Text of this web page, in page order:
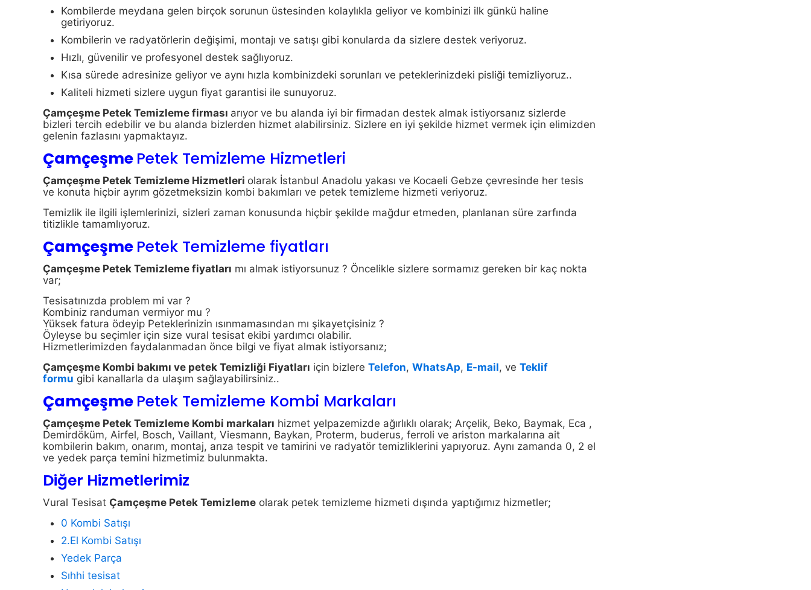
Kombilerde meydana gelen birçok sorunun üstesinden kolaylıkla geliyor ve kombinizi ilk günkü haline
getiriyoruz.
Kombilerin ve radyatörlerin değişimi, montajı ve satışı gibi konularda da sizlere destek veriyoruz.
Hızlı, güvenilir ve profesyonel destek sağlıyoruz.
Kısa sürede adresinize geliyor ve aynı hızla kombinizdeki sorunları ve peteklerinizdeki pisliği temizliyoruz..
Kaliteli hizmeti sizlere uygun fiyat garantisi ile sunuyoruz.
Çamçeşme Petek Temizleme firması arıyor ve bu alanda iyi bir firmadan destek almak istiyorsanız sizlerde
bizleri tercih edebilir ve bu alanda bizlerden hizmet alabilirsiniz. Sizlere en iyi şekilde hizmet vermek için elimizden
gelenin fazlasını yapmaktayız.
Çamçeşme Petek Temizleme Hizmetleri
Çamçeşme Petek Temizleme Hizmetleri olarak İstanbul Anadolu yakası ve Kocaeli Gebze çevresinde her tesis
ve konuta hiçbir ayrım gözetmeksizin kombi bakımları ve petek temizleme hizmeti veriyoruz.
Temizlik ile ilgili işlemlerinizi, sizleri zaman konusunda hiçbir şekilde mağdur etmeden, planlanan süre zarfında
titizlikle tamamlıyoruz.
Çamçeşme Petek Temizleme fiyatları
Çamçeşme Petek Temizleme fiyatları mı almak istiyorsunuz ? Öncelikle sizlere sormamız gereken bir kaç nokta
var;
Tesisatınızda problem mi var ?
Kombiniz randuman vermiyor mu ?
Yüksek fatura ödeyip Peteklerinizin ısınmamasından mı şikayetçisiniz ?
Öyleyse bu seçimler için size vural tesisat ekibi yardımcı olabilir.
Hizmetlerimizden faydalanmadan önce bilgi ve fiyat almak istiyorsanız;
Çamçeşme Kombi bakımı ve petek Temizliği Fiyatları için bizlereTelefon,WhatsAp, E-mail, veTeklif
formu gibi kanallarla da ulaşım sağlayabilirsiniz..
Çamçeşme Petek Temizleme Kombi Markaları
Çamçeşme Petek Temizleme Kombi markaları hizmet yelpazemizde ağırlıklı olarak; Arçelik, Beko, Baymak, Eca ,
Demirdöküm, Airfel, Bosch, Vaillant, Viesmann, Baykan, Proterm, buderus, ferroli ve ariston markalarına ait
kombilerin bakım, onarım, montaj, arıza tespit ve tamirini ve radyatör temizliklerini yapıyoruz. Aynı zamanda 0, 2 el
ve yedek parça temini hizmetimiz bulunmakta.
Diğer Hizmetlerimiz
Vural Tesisat Çamçeşme Petek Temizleme olarak petek temizleme hizmeti dışında yaptığımız hizmetler;
0 Kombi Satışı
2.El Kombi Satışı
Yedek Parça
Sıhhi tesisat